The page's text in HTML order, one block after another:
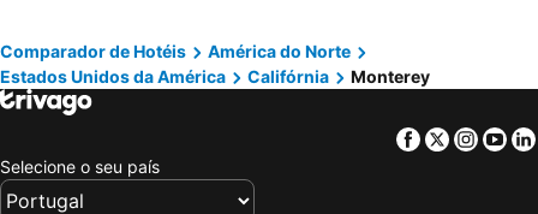
Nova Iorque, Nova York Hotéis
Miami Beach, Flórida Hotéis
Orlando, Flórida Hotéis
Miami, Flórida Hotéis
Las Vegas, Nevada Hotéis
Chicago, Ilinóis Hotéis
Lake Buena Vista, Flórida Hotéis
Boston, Massachusetts Hotéis
Comparador de Hotéis
América do Norte
Estados Unidos da América
Califórnia Monterey
Facebook
Twitter
Selecione o seu país